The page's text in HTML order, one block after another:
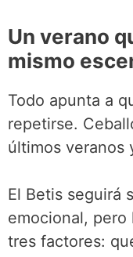
Un verano
mismo
Todo apunta a
repetirse.
últimos veranos
El Betis seguirá
emocional,
tres factores: